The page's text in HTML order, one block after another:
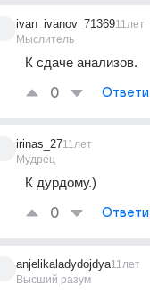
ivan_ivanov_71369
Мыслитель
11лет
К сдаче анализов.
0
irinas_27
Мудрец
11лет
К дурдому.)
0
anjelikaladydojdya
Высший разум
11лет